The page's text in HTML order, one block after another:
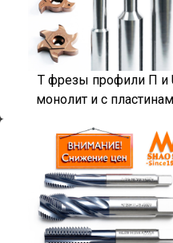
T фрезы профили П и
монолит и с